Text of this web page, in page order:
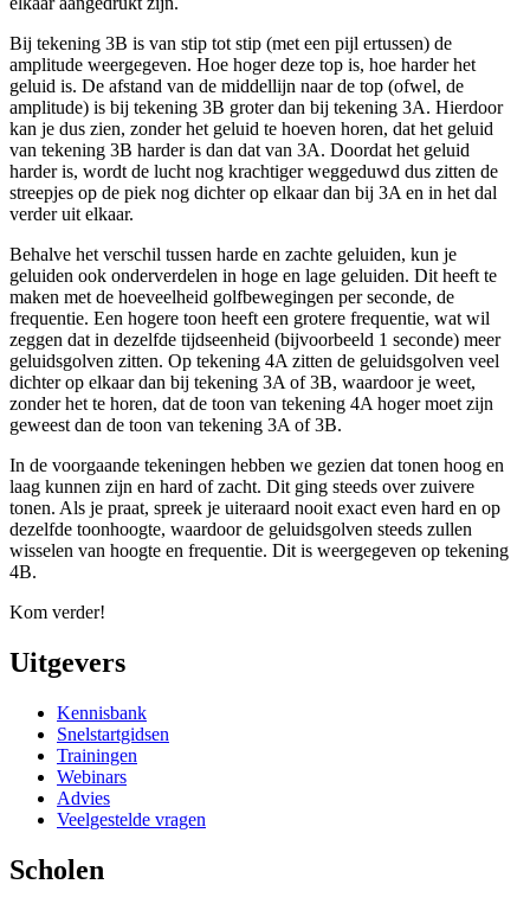
Bij tekening 3B is van stip tot stip (met een pijl ertussen) de
amplitude weergegeven. Hoe hoger deze top is, hoe harder het
geluid is. De afstand van de middellijn naar de top (ofwel, de
amplitude) is bij tekening 3B groter dan bij tekening 3A. Hierdoor
kan je dus zien, zonder het geluid te hoeven horen, dat het geluid
van tekening 3B harder is dan dat van 3A. Doordat het geluid
harder is, wordt de lucht nog krachtiger weggeduwd dus zitten de
streepjes op de piek nog dichter op elkaar dan bij 3A en in het dal
verder uit elkaar.
Behalve het verschil tussen harde en zachte geluiden, kun je
geluiden ook onderverdelen in hoge en lage geluiden. Dit heeft te
maken met de hoeveelheid golfbewegingen per seconde, de
frequentie. Een hogere toon heeft een grotere frequentie, wat wil
zeggen dat in dezelfde tijdseenheid (bijvoorbeeld 1 seconde) meer
geluidsgolven zitten. Op tekening 4A zitten de geluidsgolven veel
dichter op elkaar dan bij tekening 3A of 3B, waardoor je weet,
zonder het te horen, dat de toon van tekening 4A hoger moet zijn
geweest dan de toon van tekening 3A of 3B.
In de voorgaande tekeningen hebben we gezien dat tonen hoog en
laag kunnen zijn en hard of zacht. Dit ging steeds over zuivere
tonen. Als je praat, spreek je uiteraard nooit exact even hard en op
dezelfde toonhoogte, waardoor de geluidsgolven steeds zullen
wisselen van hoogte en frequentie. Dit is weergegeven op tekening
4B.
Kom verder!
Uitgevers
Kennisbank
Snelstartgidsen
Trainingen
Webinars
Advies
Veelgestelde vragen
Scholen